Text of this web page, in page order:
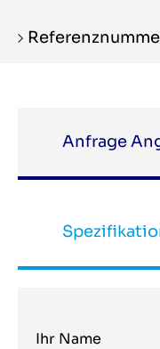
Anfrage
Ihr Name